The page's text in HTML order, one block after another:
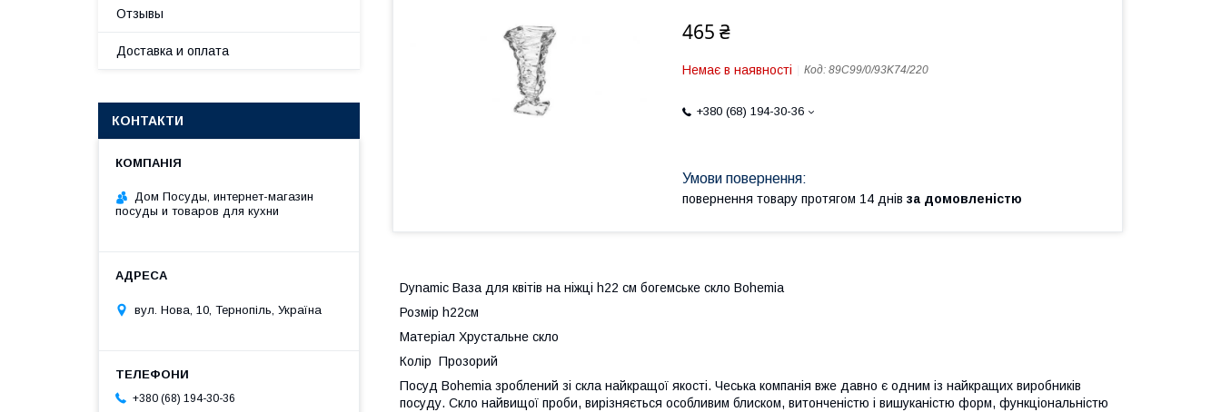
465 ₴
Немає в наявності Код: 89C99/0/93K74/220
+380 (68) 194-30-36
повернення товару протягом 14 днів за домовленістю
Dynamic Ваза для квітів на ніжці h22 см богемське скло Bohemia
Розмір h22см
Матеріал Хрустальне скло
Колір Прозорий
Посуд Bohemia зроблений зі скла найкращої якості. Чеська компанія вже давно є одним із найкращих виробників
посуду. Скло найвищої проби, вирізняється особливим блиском, витонченістю і вишуканістю форм, функціональністю
Отзывы
Доставка и оплата
КОНТАКТИ
Дом Посуды, интернет-магазин
посуды и товаров для кухни
вул. Нова, 10, Тернопіль, Україна
+380 (68) 194-30-36